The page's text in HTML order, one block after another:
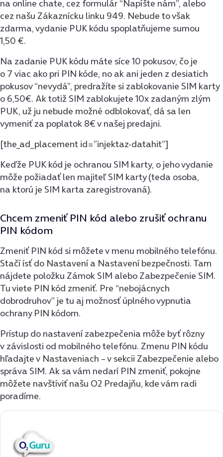
na online chate, cez formulár “Napíšte nám”, alebo
cez našu Zákaznícku linku 949. Nebude to však
zdarma, vydanie PUK kódu spoplatňujeme sumou
1,50 €.
Na zadanie PUK kódu máte síce 10 pokusov, čo je
o 7 viac ako pri PIN kóde, no ak ani jeden z desiatich
pokusov “nevydá”, predražíte si zablokovanie SIM karty
o 6,50€. Ak totiž SIM zablokujete 10x zadaným zlým
PUK, už ju nebude možné odblokovať, dá sa len
vymeniť za poplatok 8€ v našej predajni.
[the_ad_placement id=”injektaz-datahit”]
Keďže PUK kód je ochranou SIM karty, o jeho vydanie
môže požiadať len majiteľ SIM karty (teda osoba,
na ktorú je SIM karta zaregistrovaná).
Chcem zmeniť PIN kód alebo zrušiť ochranu
PIN kódom
Zmeniť PIN kód si môžete v menu mobilného telefónu.
Stačí ísť do Nastavení a Nastavení bezpečnosti. Tam
nájdete položku Zámok SIM alebo Zabezpečenie SIM.
Tu viete PIN kód zmeniť. Pre “nebojácnych
dobrodruhov” je tu aj možnosť úplného vypnutia
ochrany PIN kódom.
Prístup do nastavení zabezpečenia môže byť rôzny
v závislosti od mobilného telefónu. Zmenu PIN kódu
hľadajte v Nastaveniach – v sekcii Zabezpečenie alebo
správa SIM. Ak sa vám nedarí PIN zmeniť, pokojne
môžete navštíviť našu O2 Predajňu, kde vám radi
poradíme.